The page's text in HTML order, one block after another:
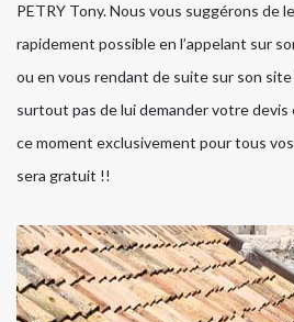
PETRY Tony. Nous vous suggérons de
rapidement possible en l’appelant sur
ou en vous rendant de suite sur son site
surtout pas de lui demander votre devis
ce moment exclusivement pour tous
sera gratuit !!